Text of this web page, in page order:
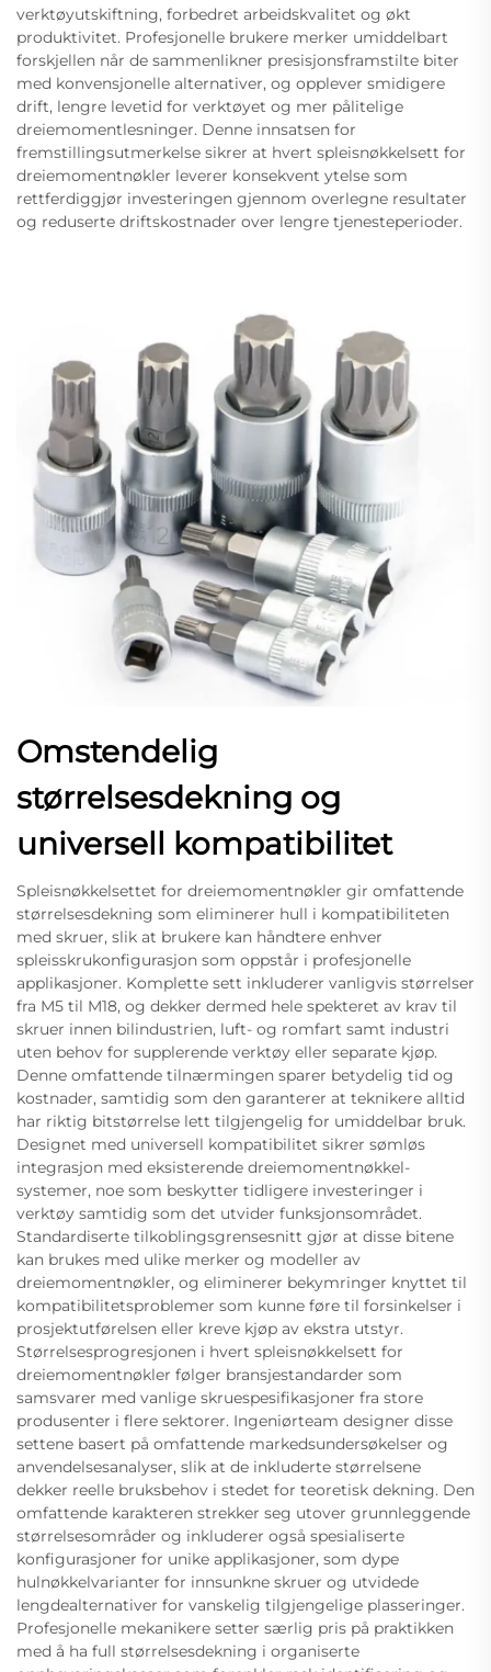
verktøyutskiftning, forbedret arbeidskvalitet og økt
produktivitet. Profesjonelle brukere merker umiddelbart
forskjellen når de sammenlikner presisjonsframstilte biter
med konvensjonelle alternativer, og opplever smidigere
drift, lengre levetid for verktøyet og mer pålitelige
dreiemomentlesninger. Denne innsatsen for
fremstillingsutmerkelse sikrer at hvert spleisnøkkelsett for
dreiemomentnøkler leverer konsekvent ytelse som
rettferdiggjør investeringen gjennom overlegne resultater
og reduserte driftskostnader over lengre tjenesteperioder.
Omstendelig
størrelsesdekning og
universell kompatibilitet
Spleisnøkkelsettet for dreiemomentnøkler gir omfattende
størrelsesdekning som eliminerer hull i kompatibiliteten
med skruer, slik at brukere kan håndtere enhver
spleisskrukonfigurasjon som oppstår i profesjonelle
applikasjoner. Komplette sett inkluderer vanligvis størrelser
fra M5 til M18, og dekker dermed hele spekteret av krav til
skruer innen bilindustrien, luft- og romfart samt industri
uten behov for supplerende verktøy eller separate kjøp.
Denne omfattende tilnærmingen sparer betydelig tid og
kostnader, samtidig som den garanterer at teknikere alltid
har riktig bitstørrelse lett tilgjengelig for umiddelbar bruk.
Designet med universell kompatibilitet sikrer sømløs
integrasjon med eksisterende dreiemomentnøkkel-
systemer, noe som beskytter tidligere investeringer i
verktøy samtidig som det utvider funksjonsområdet.
Standardiserte tilkoblingsgrensesnitt gjør at disse bitene
kan brukes med ulike merker og modeller av
dreiemomentnøkler, og eliminerer bekymringer knyttet til
kompatibilitetsproblemer som kunne føre til forsinkelser i
prosjektutførelsen eller kreve kjøp av ekstra utstyr.
Størrelsesprogresjonen i hvert spleisnøkkelsett for
dreiemomentnøkler følger bransjestandarder som
samsvarer med vanlige skruespesifikasjoner fra store
produsenter i flere sektorer. Ingeniørteam designer disse
settene basert på omfattende markedsundersøkelser og
anvendelsesanalyser, slik at de inkluderte størrelsene
dekker reelle bruksbehov i stedet for teoretisk dekning. Den
omfattende karakteren strekker seg utover grunnleggende
størrelsesområder og inkluderer også spesialiserte
konfigurasjoner for unike applikasjoner, som dype
hulnøkkelvarianter for innsunkne skruer og utvidede
lengdealternativer for vanskelig tilgjengelige plasseringer.
Profesjonelle mekanikere setter særlig pris på praktikken
med å ha full størrelsesdekning i organiserte